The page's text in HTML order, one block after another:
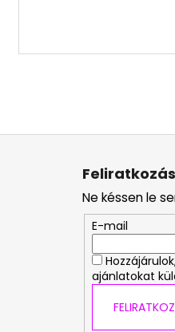
L
Ne késsen le
E-mail
ajánlatokat